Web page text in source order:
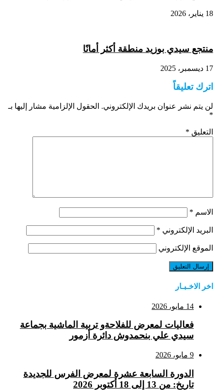
18 يناير، 2026
منتجع سيدي بوزيد منطقة أكثر أمانًا
17 ديسمبر، 2025
اترك تعليقاً
لن يتم نشر عنوان بريدك الإلكتروني. الحقول الإلزامية مشار إليها بـ
*
التعليق *
الاسم *
البريد الإلكتروني *
الموقع الإلكتروني
اخر الاخـبـار
14 مايو، 2026
فعاليات لمعرض للفلاحةو تربية الماشية بجماعة
سيدي علي بنحمدوش دائرة أزمور
9 مايو، 2026
الدورة السابعة عشرة لمعرض الفرس للجديدة
تاريخ: من 13 إلى 18 أكتوبر 2026